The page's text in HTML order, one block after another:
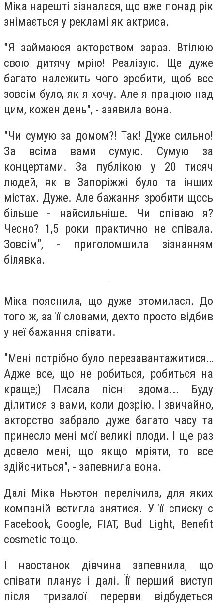
Міка нарешті зізналася, що вже понад рік
знімається у рекламі як актриса.
"Я займаюся акторством зараз. Втілюю
свою дитячу мрію! Реалізую. Ще дуже
багато належить чого зробити, щоб все
зовсім було, як я хочу. Але я працюю над
цим, кожен день", - заявила вона.
"Чи сумую за домом?! Так! Дуже сильно!
За всіма вами сумую. Сумую за
концертами. За публікою у 20 тисяч
людей, як в Запоріжжі було та інших
містах. Дуже. Але бажання зробити щось
більше - найсильніше. Чи співаю я?
Чесно? 1,5 роки практично не співала.
Зовсім", - приголомшила зізнанням
білявка.
Міка пояснила, що дуже втомилася. До
того ж, за її словами, дехто просто відбив
у неї бажання співати.
"Мені потрібно було перезавантажитися…
Адже все, що не робиться, робиться на
краще;) Писала пісні вдома... Буду
ділитися з вами, коли дозрію. І звичайно,
акторство забрало дуже багато часу та
принесло мені мої великі плоди. І ще раз
довело мені, що якщо мріяти, то все
здійсниться", - запевнила вона.
Далі Міка Ньютон перелічила, для яких
компаній встигла знятися. У її списку є
Facebook, Google, FIAT, Bud Light, Benefit
cosmetic тощо.
І наостанок дівчина запевнила, що
співати планує і далі. Її перший виступ
після тривалої перерви відбудеться